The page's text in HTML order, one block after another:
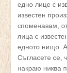
едно лице с
известен
споменавам,
лица с
едното нищо.
Съгласете се,
накраю никва